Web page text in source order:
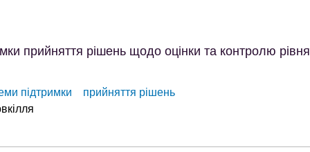
прийняття рішень щодо оцінки та контролю рівня
підтримки
прийняття рішень